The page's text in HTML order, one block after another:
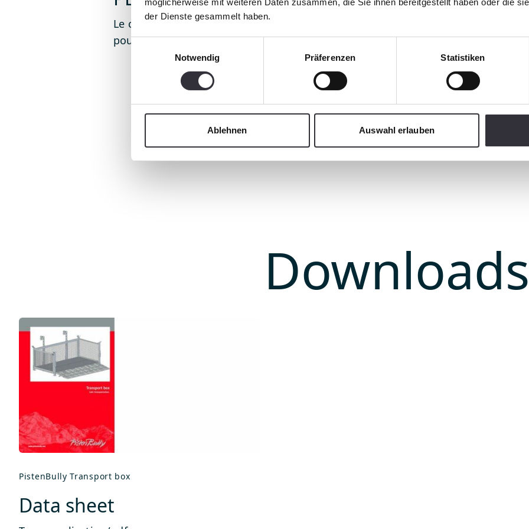
der Dienste gesammelt haben.
Einwilligungsauswahl
Notwendig
Präferenzen Statistiken
Ablehnen Auswahl erlauben
Le concentré de puissance
pour la capacité de franchissement
The new 400 ParkPro W.
Downloads
PistenBully Transport box
Data sheet